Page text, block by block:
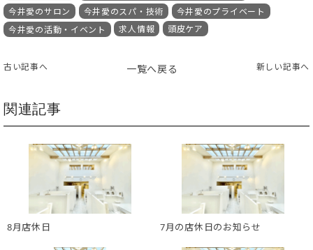
今井愛のサロン
今井愛のスパ・技術
今井愛のプライベート
今井愛の活動・イベント
求人情報 頭皮ケア
古い記事へ 一覧へ戻る 新しい記事へ
関連記事
8月店休日 7月の店休日のお知らせ